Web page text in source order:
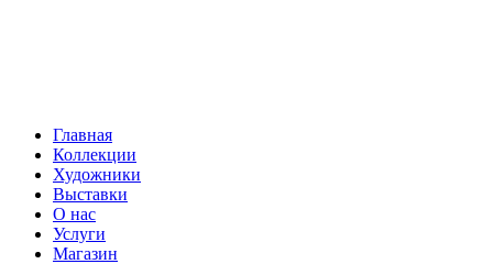
Главная
Коллекции
Художники
Выставки
О нас
Услуги
Магазин